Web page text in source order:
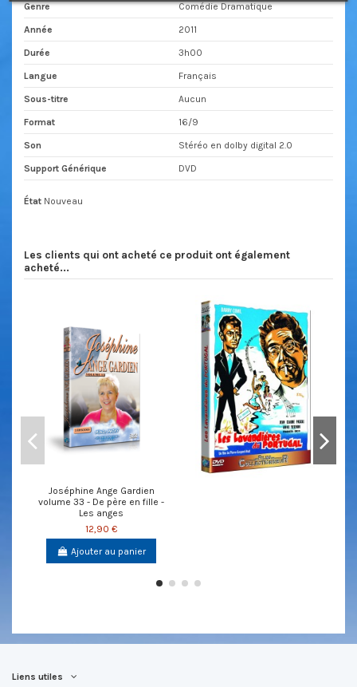
Genre Comédie Dramatique
Année 2011
Durée 3h00
Langue Français
Sous-titre Aucun
Format 16/9
Son Stéréo en dolby digital 2.0
Support Générique DVD
État Nouveau
Les clients qui ont acheté ce produit ont également
acheté...
Joséphine Ange Gardien
volume 33 - De père en fille -
Les anges
12,90 €
Ajouter au panier
Liens utiles